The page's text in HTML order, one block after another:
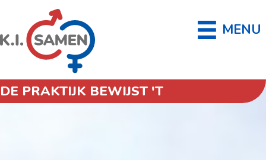
MENU
DE PRAKTIJK BEWIJST 'T